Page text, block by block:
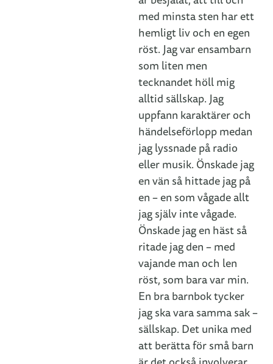
med minsta sten har ett
hemligt liv och en egen
röst. Jag var ensambarn
som liten men
tecknandet höll mig
alltid sällskap. Jag
uppfann karaktärer och
händelseförlopp medan
jag lyssnade på radio
eller musik. Önskade jag
en vän så hittade jag på
en – en som vågade allt
jag själv inte vågade.
Önskade jag en häst så
ritade jag den – med
vajande man och len
röst, som bara var min.
En bra barnbok tycker
jag ska vara samma sak –
sällskap. Det unika med
att berätta för små barn